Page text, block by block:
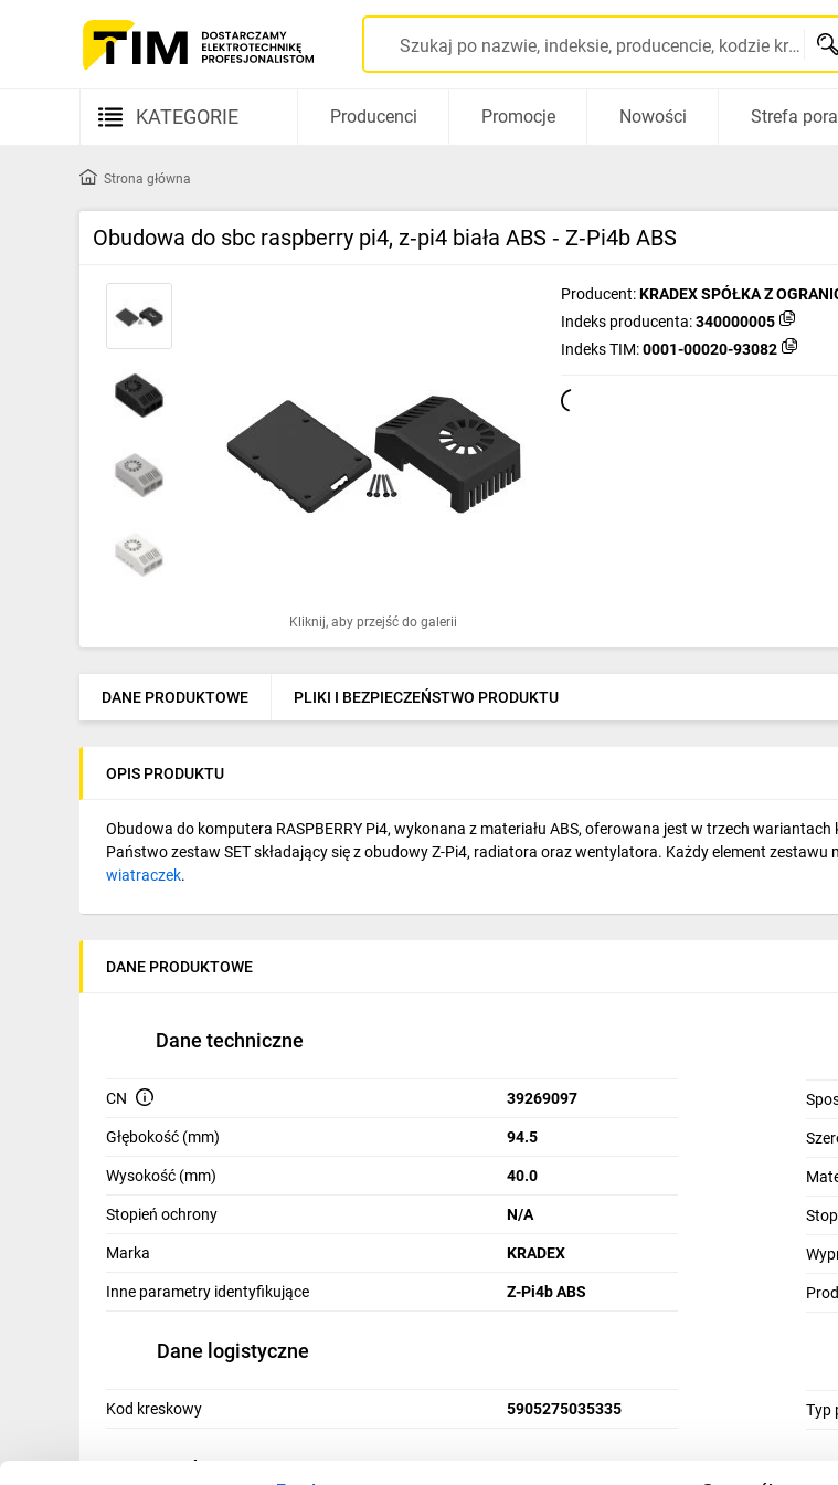
Szukaj po nazwie, indeksie, producencie, kodzie kreskowym...
KATEGORIE
Kable i przewody
Gniazda i łączniki
Oprawy oświetleniowe
Pompy ciepła
Ogrzewanie
Elektronarzędzia i mierniki
Napędy elektryczne
Pneumatyka
Dom i ogród
Klimatyzacja
Odzież ochronna i BHP
Inne
Budowa i Remont
Elektronika
Smart home
Wentylacja i rekuperacja
Producenci Promocje Nowości Strefa
Strona główna
Obudowa do sbc raspberry pi4, z‑pi4 biała ABS ‑ Z‑Pi4b ABS
Kliknij, aby przejść do galerii
Producent:KRADEX SPÓŁKA Z
Indeks producenta:340000005
Indeks TIM:0001-00020-93082
DANE PRODUKTOWE PLIKI I BEZPIECZEŃSTWO PRODUKTU
OPIS PRODUKTU
Obudowa do komputera RASPBERRY Pi4, wykonana z materiału ABS, oferowana jest w trzech
Państwo zestaw SET składający się z obudowy Z-Pi4, radiatora oraz wentylatora. Każdy element zestawu
wiatraczek.
DANE PRODUKTOWE
Dane techniczne
CN 39269097
Głębokość (mm) 94.5
Wysokość (mm) 40.0
Stopień ochrony N/A
Marka KRADEX
Inne parametry identyfikujące Z-Pi4b ABS
Dane logistyczne
Kod kreskowy 5905275035335 Typ
Producent